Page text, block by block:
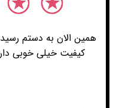
همین الان به دستم
کیفیت خیلی خوبی